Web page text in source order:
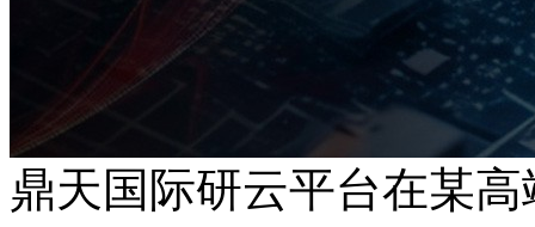
鼎天国际研云平台在某